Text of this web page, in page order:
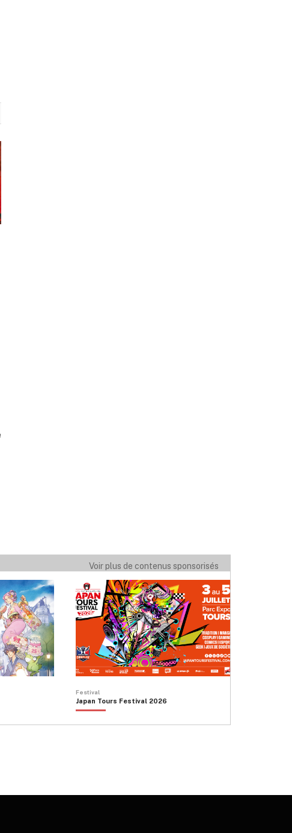
Voir plus de contenus sponsorisés
Festival
Japan Tours Festival 2026